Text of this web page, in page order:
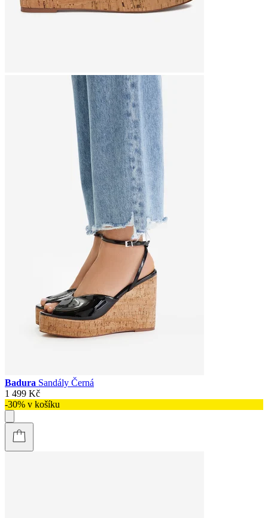
Badura Sandály Černá
1 499 Kč
-30% v košíku